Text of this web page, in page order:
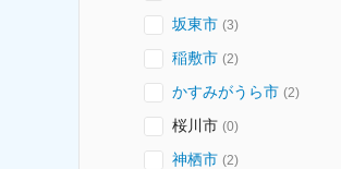
坂東市 (3)
稲敷市 (2)
かすみがうら市 (2)
桜川市 (0)
神栖市 (2)